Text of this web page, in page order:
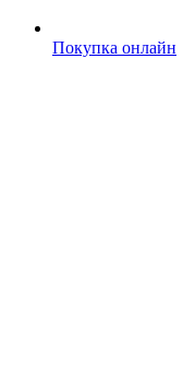
Покупка онлайн